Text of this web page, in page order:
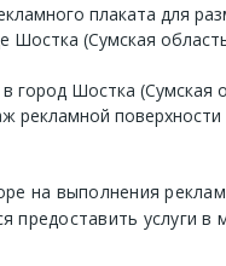
плаката для
Шостка (Сумская
город Шостка (Сумская
рекламной поверхности
на выполнения
предоставить услуги